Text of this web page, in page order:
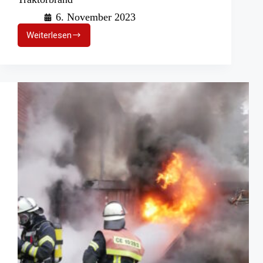
6. November 2023
Weiterlesen
Wehdel:
Schwierige
Traktorbrand